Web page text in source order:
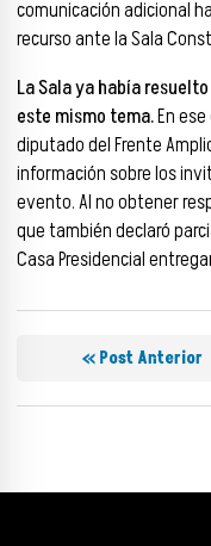
comunicación adicional
recurso ante la Sala
La Sala ya había
este mismo tema.En
diputado del Frente
información sobre los
evento. Al no obtener
que también declaró
Casa Presidencial
« Post Anterior